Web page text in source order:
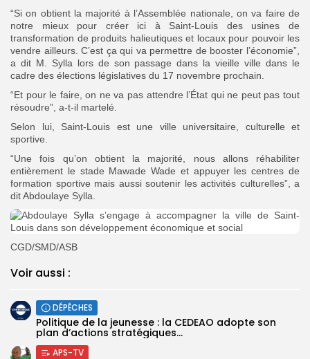
Search
for:
Search
Button
FR
“Si on obtient la majorité à l’Assemblée nationale, on va faire de
notre mieux pour créer ici à Saint-Louis des usines de
transformation de produits halieutiques et locaux pour pouvoir les
vendre ailleurs. C’est ça qui va permettre de booster l’économie”,
a dit M. Sylla lors de son passage dans la vieille ville dans le
cadre des élections législatives du 17 novembre prochain.
“Et pour le faire, on ne va pas attendre l’État qui ne peut pas tout
résoudre”, a-t-il martelé.
Selon lui, Saint-Louis est une ville universitaire, culturelle et
sportive.
“Une fois qu’on obtient la majorité, nous allons réhabiliter
entièrement le stade Mawade Wade et appuyer les centres de
formation sportive mais aussi soutenir les activités culturelles”, a
dit Abdoulaye Sylla.
CGD/SMD/ASB
Voir aussi :
DÉPÊCHES
Politique de la jeunesse : la CEDEAO adopte son
plan d’actions stratégiques...
APS-TV